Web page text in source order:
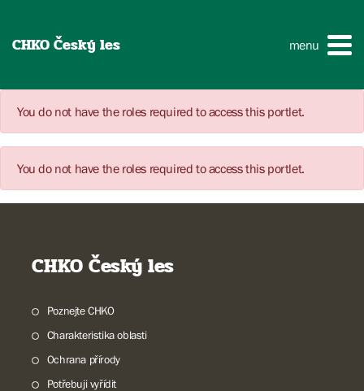
CHKO Český les menu
You do not have the roles required to access this portlet.
You do not have the roles required to access this portlet.
CHKO Český les
Poznejte CHKO
Charakteristika oblasti
Ochrana přírody
Potřebuji vyřídit